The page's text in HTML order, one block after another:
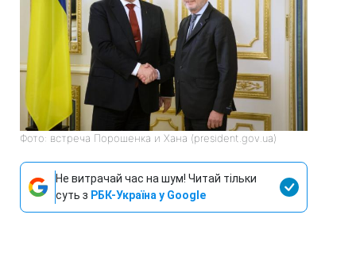
Фото: встреча Порошенка и Хана (president.gov.ua)
Не витрачай час на шум! Читай тільки
суть з РБК-Україна у Google